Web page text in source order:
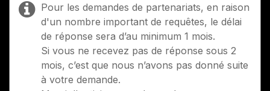
Pour les demandes de partenariats, en raison
d'un nombre important de requêtes, le délai
de réponse sera d’au minimum 1 mois.
Si vous ne recevez pas de réponse sous 2
mois, c’est que nous n’avons pas donné suite
à votre demande.